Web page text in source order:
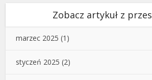
Zobacz artykuł z
marzec 2025 (1)
styczeń 2025 (2)